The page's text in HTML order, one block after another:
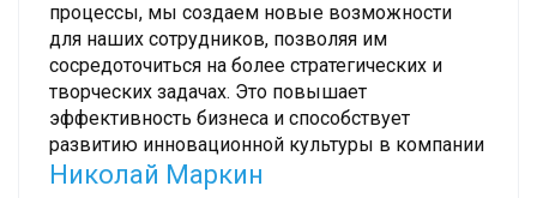
процессы, мы создаем новые возможности
для наших сотрудников, позволяя им
сосредоточиться на более стратегических и
творческих задачах. Это повышает
эффективность бизнеса и способствует
развитию инновационной культуры в компании
Николай Маркин